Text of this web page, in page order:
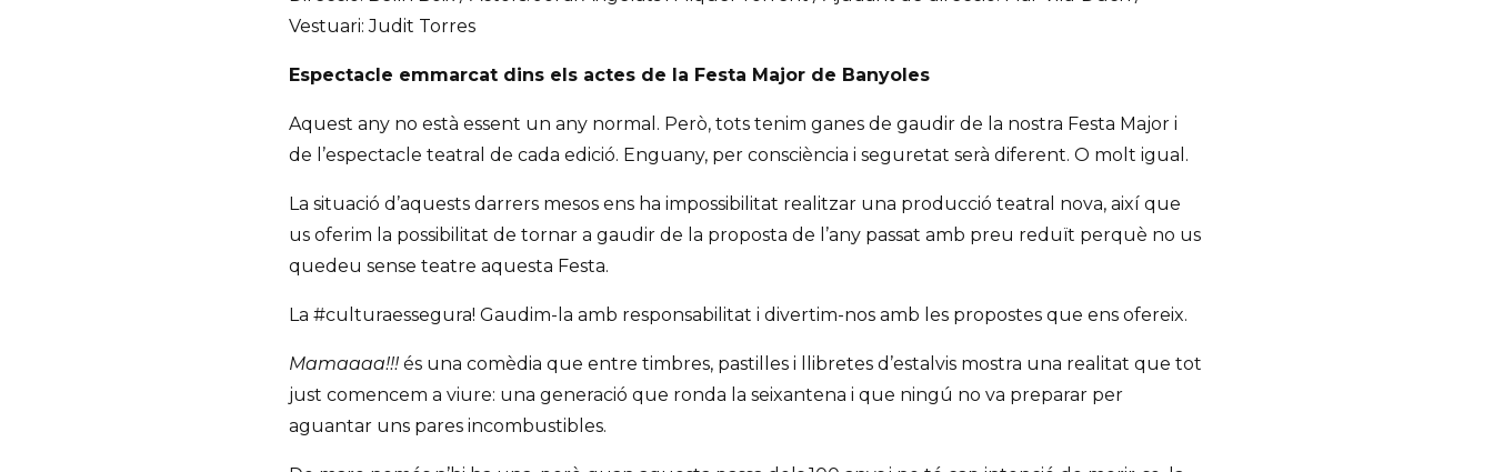
Vestuari: Judit Torres
Espectacle emmarcat dins els actes de la Festa Major de Banyoles
Aquest any no està essent un any normal. Però, tots tenim ganes de gaudir de la nostra Festa Major i
de l’espectacle teatral de cada edició. Enguany, per consciència i seguretat serà diferent. O molt igual.
La situació d’aquests darrers mesos ens ha impossibilitat realitzar una producció teatral nova, així que
us oferim la possibilitat de tornar a gaudir de la proposta de l’any passat amb preu reduït perquè no us
quedeu sense teatre aquesta Festa.
La #culturaessegura! Gaudim-la amb responsabilitat i divertim-nos amb les propostes que ens ofereix.
Mamaaaa!!!és una comèdia que entre timbres, pastilles i llibretes d’estalvis mostra una realitat que tot
just comencem a viure: una generació que ronda la seixantena i que ningú no va preparar per
aguantar uns pares incombustibles.